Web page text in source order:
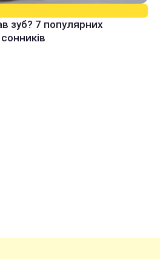
зуб? 7 популярних